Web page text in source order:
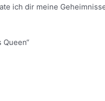
ich dir meine